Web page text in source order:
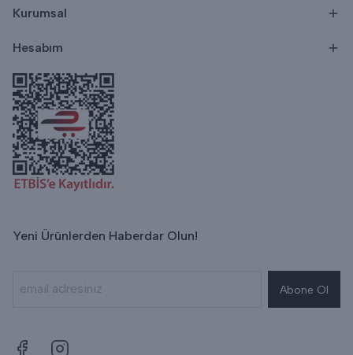
Kurumsal
Hesabım
Yeni Ürünlerden Haberdar Olun!
Abone Ol